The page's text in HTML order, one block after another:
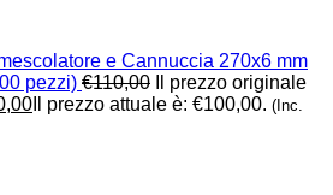
e Cannuccia 270x6 mm
pezzi) €110,00
Il prezzo originale
Il prezzo attuale è: €100,00. (Inc.